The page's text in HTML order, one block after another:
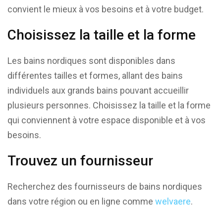
convient le mieux à vos besoins et à votre budget.
Choisissez la taille et la forme
Les bains nordiques sont disponibles dans
différentes tailles et formes, allant des bains
individuels aux grands bains pouvant accueillir
plusieurs personnes. Choisissez la taille et la forme
qui conviennent à votre espace disponible et à vos
besoins.
Trouvez un fournisseur
Recherchez des fournisseurs de bains nordiques
dans votre région ou en ligne comme welvaere.